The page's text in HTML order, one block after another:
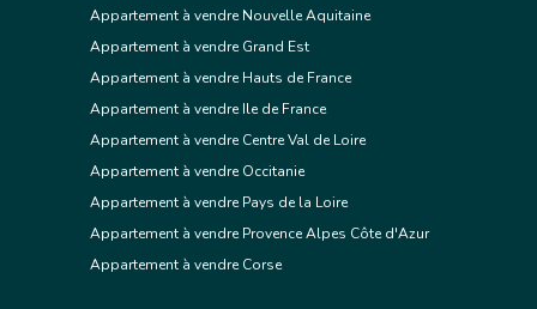
Appartement à vendre Nouvelle Aquitaine
Appartement à vendre Grand Est
Appartement à vendre Hauts de France
Appartement à vendre Ile de France
Appartement à vendre Centre Val de Loire
Appartement à vendre Occitanie
Appartement à vendre Pays de la Loire
Appartement à vendre Provence Alpes Côte d'Azur
Appartement à vendre Corse